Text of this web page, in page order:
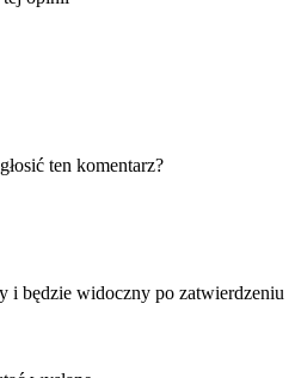
ten komentarz?
i będzie widoczny po zatwierdzeniu